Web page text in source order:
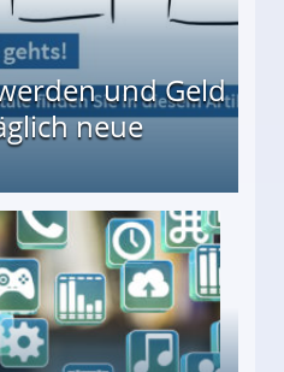
und Geld
neue